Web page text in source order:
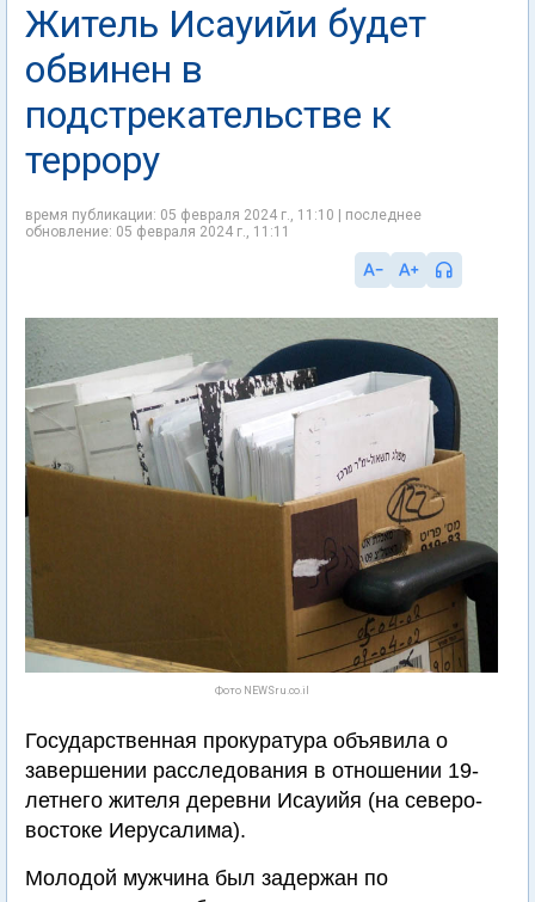
Житель Исауийи будет
обвинен в
подстрекательстве к
террору
время публикации: 05 февраля 2024 г., 11:10 | последнее
обновление: 05 февраля 2024 г., 11:11
Фото NEWSru.co.il
Государственная прокуратура объявила о
завершении расследования в отношении 19-
летнего жителя деревни Исауийя (на северо-
востоке Иерусалима).
Молодой мужчина был задержан по